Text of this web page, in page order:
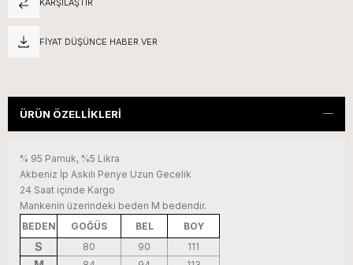
FIYAT DÜŞÜNCE HABER VER
ÜRÜN ÖZELLIKLERI
% 95 Pamuk, %5 Likra
Akbeniz İp Askılı Penye Uzun Gecelik
24 Saat içinde Kargo
Mankenin üzerindeki beden M bedendir.
BEDEN
GOĞÜS BEL BOY
S 80 90 111